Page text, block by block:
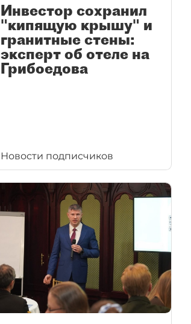
Инвестор сохранил
"кипящую крышу" и
гранитные стены:
эксперт об отеле на
Грибоедова
Новости подписчиков